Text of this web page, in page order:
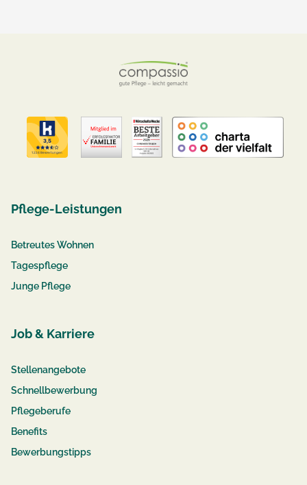
Pflege-Leistungen
Betreutes Wohnen
Tagespflege
Junge Pflege
Job & Karriere
Stellenangebote
Schnellbewerbung
Pflegeberufe
Benefits
Bewerbungstipps